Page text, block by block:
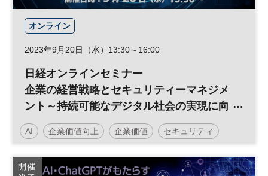
オンライン
2023年9月20日（水）13:30～16:00
日経オンラインセミナー
企業の経営戦略とセキュリティーマネジメ
ント～持続可能なデジタル社会の実現に向
けたゼロトラストシフト～
AI 企業価値向上 企業価値 セキュリティ
リスク管理 人工知能 リスクマネジメント DX
開催